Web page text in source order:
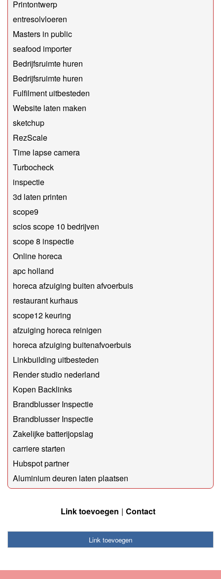
Printontwerp
entresolvloeren
Masters in public
seafood importer
Bedrijfsruimte huren
Bedrijfsruimte huren
Fulfilment uitbesteden
Website laten maken
sketchup
RezScale
Time lapse camera
Turbocheck
inspectie
3d laten printen
scope9
scios scope 10 bedrijven
scope 8 inspectie
Online horeca
apc holland
horeca afzuiging buiten afvoerbuis
restaurant kurhaus
scope12 keuring
afzuiging horeca reinigen
horeca afzuiging buitenafvoerbuis
Linkbuilding uitbesteden
Render studio nederland
Kopen Backlinks
Brandblusser Inspectie
Brandblusser Inspectie
Zakelijke batterijopslag
carriere starten
Hubspot partner
Aluminium deuren laten plaatsen
Link toevoegen Contact
Link toevoegen